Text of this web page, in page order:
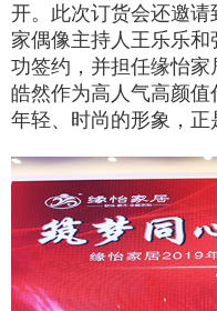
开。此次订货会还邀
家偶像主持人王乐乐
功签约，并担任缘怡
皓然作为高人气高颜
年轻、时尚的形象，正